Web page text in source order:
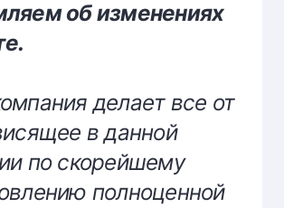
об изменениях
делает все от
в данной
по скорейшему
полноценной